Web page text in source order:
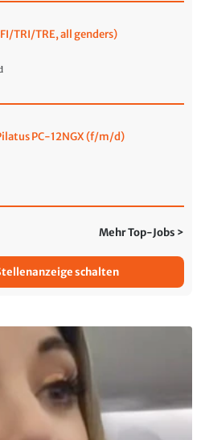
TRI/TRE, all genders)
PC-12NGX (f/m/d)
Mehr Top-Jobs >
schalten